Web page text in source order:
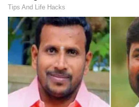
Related Articles
Nandagokula: ಪ್ರಿಯಾಗೆ ಇನ್ಮುಂದೆ
ವಲ್ಲಭ, ಅಮೂಲ್ಯ ಬಳಿಕ ಮೀನಾ ರೆಬೆಲ್
Nandagokula Serial: ಪಿನ್‌ ಇಟ್ಟು
ಪ್ರಿಯಾಗೆ, ಕತ್ತಿಯೇಟು ಕೊಟ್ಟ ಅತ್ತೆ ಗಿರಿಜಾ!